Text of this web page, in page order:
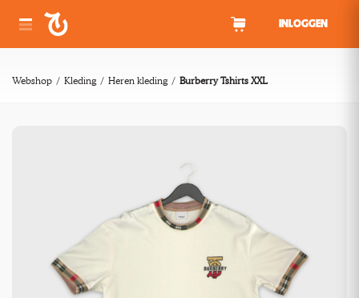
INLOGGEN
Webshop Kleding Heren kleding Burberry Tshirts XXL